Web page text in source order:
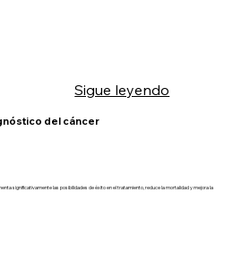
Sigue leyendo
del cáncer
significativamente las posibilidades de éxito en el tratamiento, reduce la mortalidad y mejora la